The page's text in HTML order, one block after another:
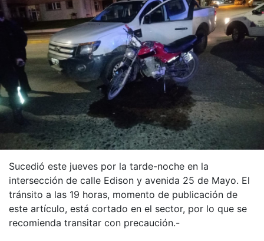
Sucedió este jueves por la tarde-noche en la
intersección de calle Edison y avenida 25 de Mayo. El
tránsito a las 19 horas, momento de publicación de
este artículo, está cortado en el sector, por lo que se
recomienda transitar con precaución.-